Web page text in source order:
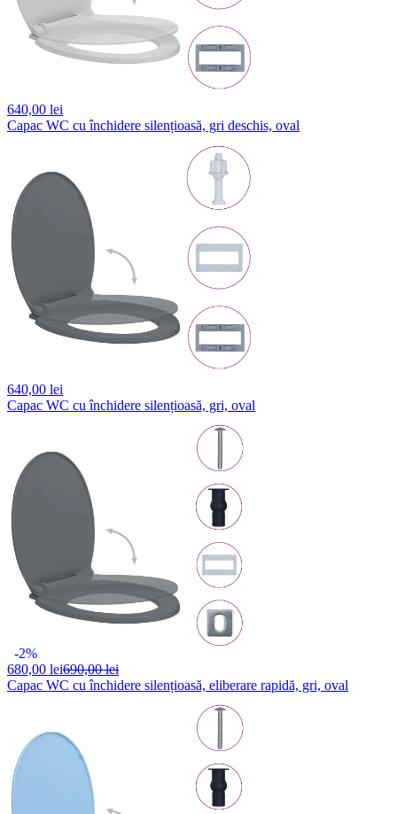
640,00 lei
Capac WC cu închidere silențioasă, gri deschis, oval
640,00 lei
Capac WC cu închidere silențioasă, gri, oval
-2%
680,00 lei690,00 lei
Capac WC cu închidere silențioasă, eliberare rapidă, gri, oval